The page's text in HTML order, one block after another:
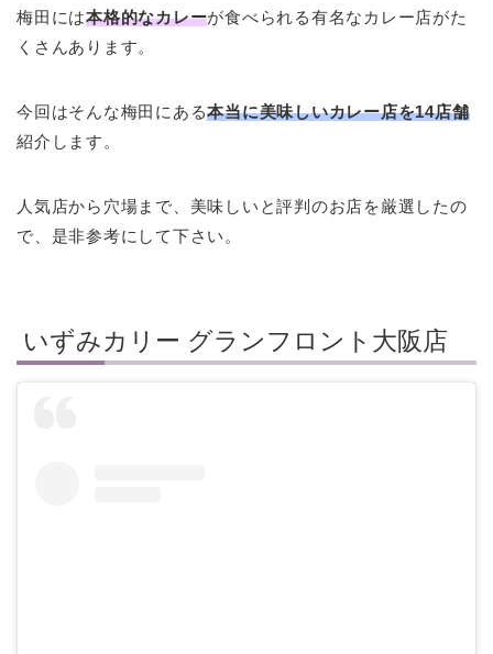
梅田には本格的なカレーが食べられる有名なカレー店がた
くさんあります。
今回はそんな梅田にある本当に美味しいカレー店を14店舗
紹介します。
人気店から穴場まで、美味しいと評判のお店を厳選したの
で、是非参考にして下さい。
いずみカリー グランフロント大阪店